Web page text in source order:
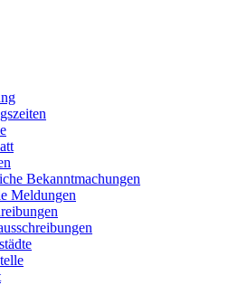
Bekanntmachungen
Meldungen